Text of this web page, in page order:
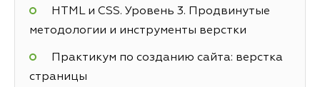
HTML и CSS. Уровень 3. Продвинутые
методологии и инструменты верстки
Практикум по созданию сайта: верстка
страницы